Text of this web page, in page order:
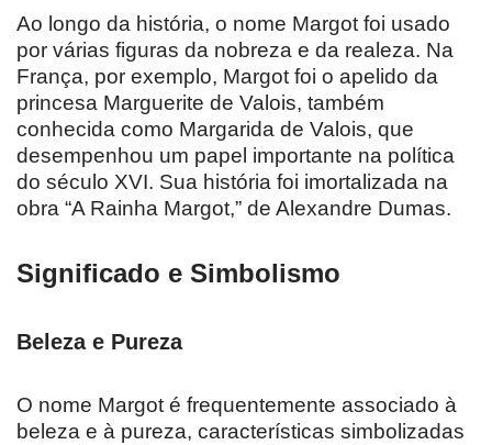
Ao longo da história, o nome Margot foi usado
por várias figuras da nobreza e da realeza. Na
França, por exemplo, Margot foi o apelido da
princesa Marguerite de Valois, também
conhecida como Margarida de Valois, que
desempenhou um papel importante na política
do século XVI. Sua história foi imortalizada na
obra “A Rainha Margot,” de Alexandre Dumas.
Significado e Simbolismo
Beleza e Pureza
O nome Margot é frequentemente associado à
beleza e à pureza, características simbolizadas